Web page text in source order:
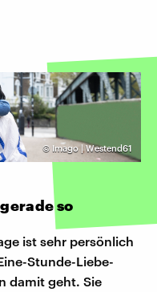
© Imago | Westend61
so
ist sehr persönlich
Stunde-Liebe-
damit geht. Sie